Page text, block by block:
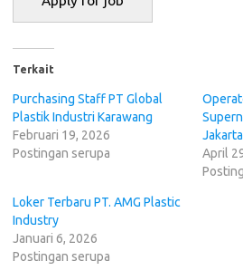
Terkait
Purchasing Staff PT Global
Plastik Industri Karawang
Februari 19, 2026
Postingan serupa
Jakarta
April
Loker Terbaru PT. AMG Plastic
Industry
Januari 6, 2026
Postingan serupa